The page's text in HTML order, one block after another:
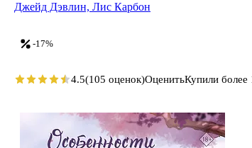
-17%
Джейд Дэвлин, Лис Карбон
4.5(105 оценок)ОценитьКупили более